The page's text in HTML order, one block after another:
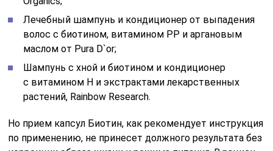
не следует сочетать с другими минеральными
и поливитаминными комплексами. Кроме того, при
наличии хронических заболеваний, постоянном
применении сильнодействующих средств
необходимо дополнительно проконсультироваться
с врачом.